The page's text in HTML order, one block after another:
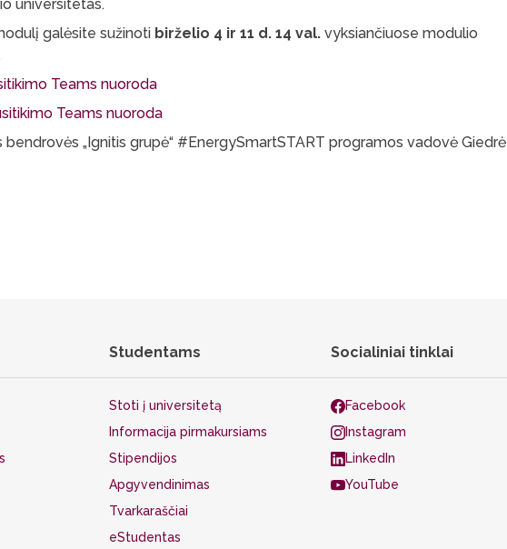
universitetas.
galėsite sužinoti birželio 4 ir 11 d. 14 val. vyksiančiuose modulio
Teams nuoroda
Teams nuoroda
„Ignitis grupė“ #EnergySmartSTART programos vadovė Giedrė
Studentams
Stoti į universitetą
Informacija pirmakursiams
Stipendijos
Apgyvendinimas
Tvarkaraščiai
eStudentas
Socialiniai tinklai
Facebook
Instagram
LinkedIn
YouTube